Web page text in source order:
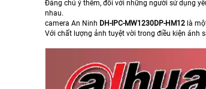
Đáng chú ý thêm, đối với những người sử dụng
nhau.
camera An Ninh DH-IPC-MW1230DP-HM12 là
Với chất lượng ảnh tuyệt vời trong điều kiện ánh